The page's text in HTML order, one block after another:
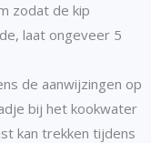
zodat de kip
laat ongeveer 5
de aanwijzingen op
bij het kookwater
kan trekken tijdens